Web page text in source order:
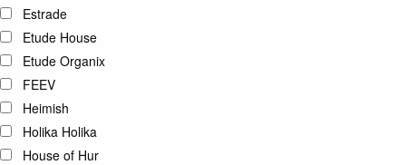
Estrade
Etude House
Etude Organix
FEEV
Heimish
Holika Holika
House of Hur